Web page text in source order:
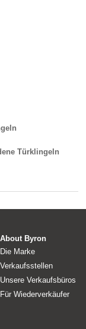
Türklingeln
About Byron
Die Marke
Verkaufsstellen
Unsere Verkaufsbüros
Für Wiederverkäufer